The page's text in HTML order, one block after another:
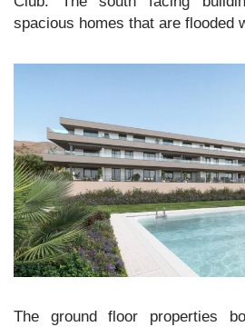
spacious homes that are flooded
The ground floor properties